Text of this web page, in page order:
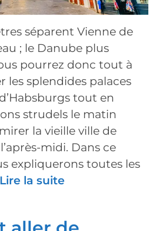
séparent Vienne de
; le Danube plus
pourrez donc tout à
les splendides palaces
tout en
strudels le matin
la vieille ville de
midi. Dans ce
expliquerons toutes les
Lire la suite